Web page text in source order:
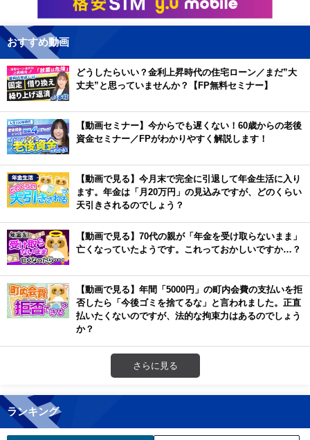
おすすめ動画
どうしたらいい？金利上昇時代の住宅ローン／まだ”大
丈夫”と思っていませんか？【FP無料セミナー】
【動画セミナー】今からでも遅くない！60歳からの老後
資金セミナー／FPがわかりやすく解説します！
【動画で見る】今月末で完全に引退して年金生活に入り
ます。年金は「月20万円」の見込みですが、どのくらい
天引きされるのでしょう？
【動画で見る】70代の親が「年金を受け取らないまま」
亡くなっていたようです。これっておかしいですか…？
【動画で見る】年間「5000円」の町内会費の支払いを拒
否したら「今後ゴミを捨てるな」と言われました。正直
払いたくないのですが、法的な拘束力はあるのでしょう
か？
さらに見る
ランキング